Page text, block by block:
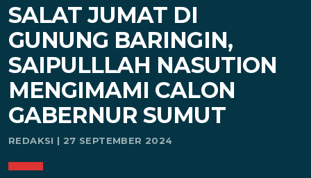
SALAT JUMAT DI
GUNUNG BARINGIN,
SAIPULLLAH NASUTION
MENGIMAMI CALON
GABERNUR SUMUT
REDAKSI | 27 SEPTEMBER 2024